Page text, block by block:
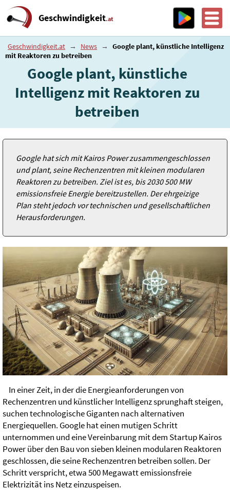
Geschwindigkeit.at
Geschwindigkeit.at → News →
Google plant, künstliche Intelligenz
mit Reaktoren zu betreiben
Google plant, künstliche
Intelligenz mit Reaktoren zu
betreiben
Google hat sich mit Kairos Power zusammengeschlossen
und plant, seine Rechenzentren mit kleinen modularen
Reaktoren zu betreiben. Ziel ist es, bis 2030 500 MW
emissionsfreie Energie bereitzustellen. Der ehrgeizige
Plan steht jedoch vor technischen und gesellschaftlichen
Herausforderungen.
In einer Zeit, in der die Energieanforderungen von
Rechenzentren und künstlicher Intelligenz sprunghaft steigen,
suchen technologische Giganten nach alternativen
Energiequellen. Google hat einen mutigen Schritt
unternommen und eine Vereinbarung mit dem Startup Kairos
Power über den Bau von sieben kleinen modularen Reaktoren
geschlossen, die seine Rechenzentren betreiben sollen. Der
Schritt verspricht, etwa 500 Megawatt emissionsfreie
Elektrizität ins Netz einzuspeisen.